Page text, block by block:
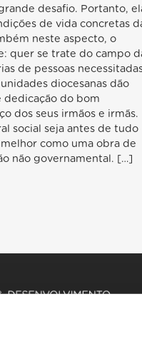
desafio. Portanto,
de vida concretas
neste aspecto, o
quer se trate do campo
de pessoas
diocesanas dão
dedicação do bom
dos seus irmãos e irmãs.
social seja antes de tudo
como uma obra de
não governamental. […]